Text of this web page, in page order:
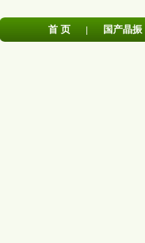
首 页 国产晶振